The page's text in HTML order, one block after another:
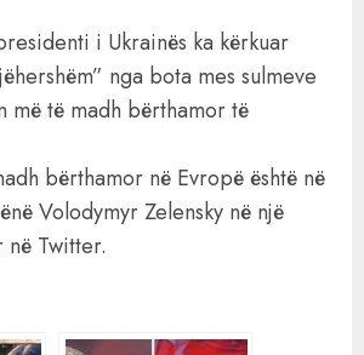
i Ukrainës ka kërkuar
nga bota mes sulmeve
më të madh bërthamor të
bërthamor në Evropë është në
Volodymyr Zelensky në një
Twitter.